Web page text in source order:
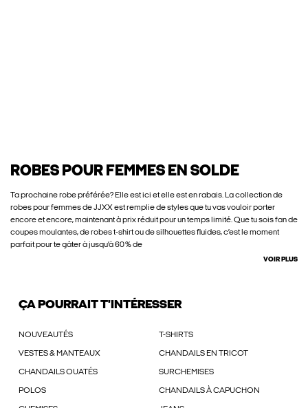
ROBES POUR FEMMES EN SOLDE
Ta prochaine robe préférée? Elle est ici et elle est en rabais. La collection de
robes pour femmes de JJXX est remplie de styles que tu vas vouloir porter
encore et encore, maintenant à prix réduit pour un temps limité. Que tu sois fan de
coupes moulantes, de robes t-shirt ou de silhouettes fluides, c’est le moment
parfait pour te gâter à jusqu’à 60 % de
VOIR PLUS
ÇA POURRAIT T'INTÉRESSER
NOUVEAUTÉS T-SHIRTS
VESTES & MANTEAUX CHANDAILS EN TRICOT
CHANDAILS OUATÉS SURCHEMISES
POLOS CHANDAILS À CAPUCHON